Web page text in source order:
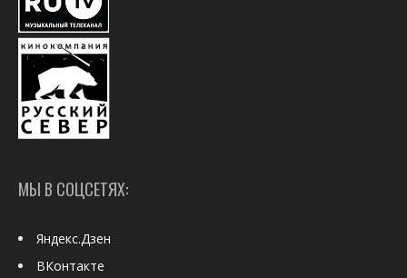
МЫ В СОЦСЕТЯХ:
Яндекс.Дзен
ВКонтакте